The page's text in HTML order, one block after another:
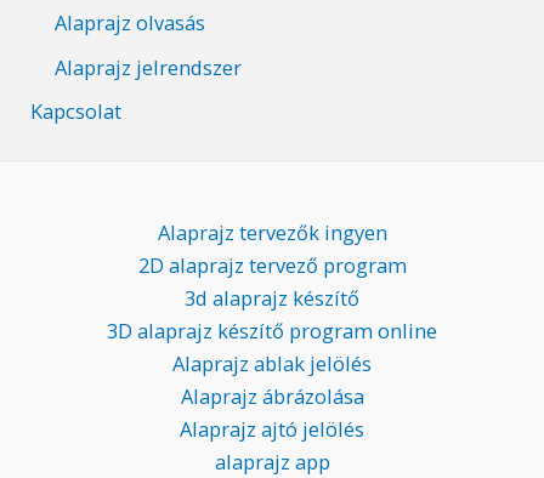
Alaprajz olvasás
Alaprajz jelrendszer
Kapcsolat
Alaprajz tervezők ingyen
2D alaprajz tervező program
3d alaprajz készítő
3D alaprajz készítő program online
Alaprajz ablak jelölés
Alaprajz ábrázolása
Alaprajz ajtó jelölés
alaprajz app